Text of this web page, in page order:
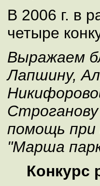
В 2006 г. в
четыре
Выражаем
Лапшину,
помощь при
"Марша
Конкурс